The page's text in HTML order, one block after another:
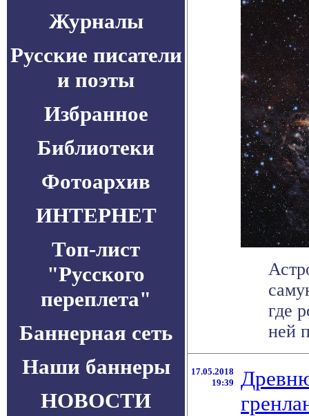
Журналы
Русские писатели
и поэты
Избранное
Библиотеки
Фотоархив
ИНТЕРНЕТ
Топ-лист
"Русского
переплета"
Баннерная сеть
Наши баннеры
НОВОСТИ
где
ней
17.05.2018
19:39